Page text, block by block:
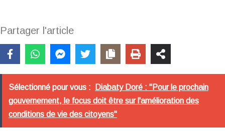
Partager l'article
Sélectionné pour vous :
Diabaty Doré : "Pour le prochain
gouvernement, le focus doit être sur l'amélioration des
conditions de vie des citoyens"